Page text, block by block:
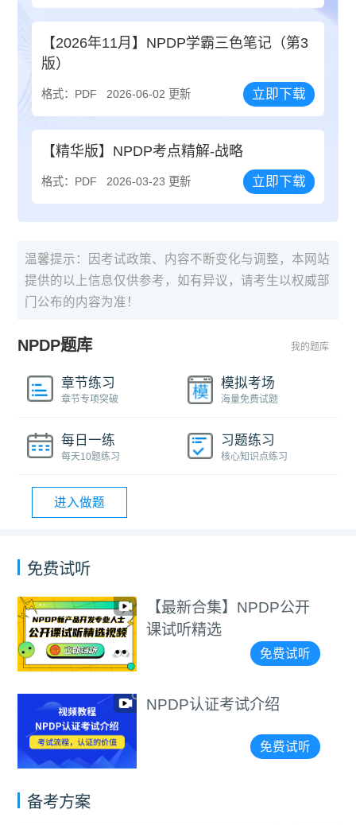
【2026年11月】NPDP学霸三色笔记（第3
版）
格式：PDF 2026-06-02 更新 立即下载
【精华版】NPDP考点精解-战略
格式：PDF 2026-03-23 更新 立即下载
温馨提示：因考试政策、内容不断变化与调整，本网站
提供的以上信息仅供参考，如有异议，请考生以权威部
门公布的内容为准！
NPDP题库 我的题库
章节练习
章节专项突破
模拟考场
海量免费试题
每日一练
每天10题练习
习题练习
核心知识点练习
进入做题
免费试听
新合集】NPDP公开
听精选
免费试听
认证考试介绍
免费试听
备考方案